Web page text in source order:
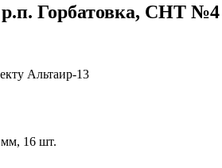
Горбатовка, СНТ
Альтаир-13
16 шт.